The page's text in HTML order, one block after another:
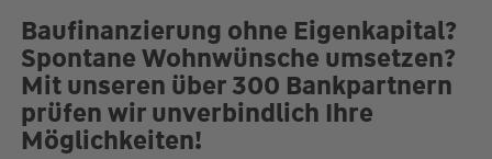
Baufinanzierung ohne Eigenkapital?
Spontane Wohnwünsche umsetzen?
Mit unseren über 300 Bankpartnern
prüfen wir unverbindlich Ihre
Möglichkeiten!